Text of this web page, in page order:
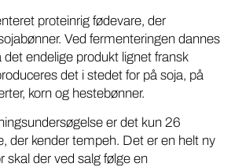
proteinrig fødevare, der
Ved fermenteringen dannes
endelige produkt lignet fransk
det i stedet for på soja, på
korn og hestebønner.
er det kun 26
der kender tempeh. Det er en helt ny
skal der ved salg følge en